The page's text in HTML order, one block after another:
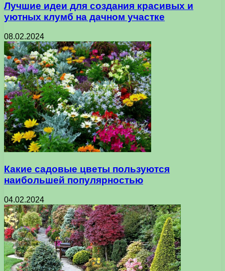
Лучшие идеи для создания красивых и
уютных клумб на дачном участке
08.02.2024
Какие садовые цветы пользуются
наибольшей популярностью
04.02.2024